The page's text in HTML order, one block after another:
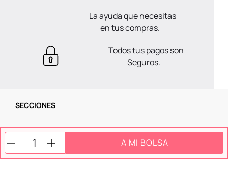
A MI BOLSA
La ayuda que necesitas
en tus compras.
Todos tus pagos son
Seguros.
SECCIONES
SOPORTE
SERVICIOS